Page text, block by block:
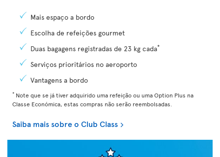
Mais espaço a bordo
Escolha de refeições gourmet
Duas bagagens registradas de 23 kg cada*
Serviços prioritários no aeroporto
Vantagens a bordo
* Note que se já tiver adquirido uma refeição ou uma Option Plus na
Classe Económica, estas compras não serão reembolsadas.
Saiba mais sobre o Club Class